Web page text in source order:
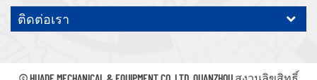
นอกจากนี้ บริษัท ของเราได้พัฒนากระบวนการหลักของเซอร์โวมอเตอร์แม่
เหล็กถาวรและได้รับสิทธิบัตรทางเทคนิคที่เกี่ยวข้องเพื่อนำไปสู่การ
คาดหวังปั๊มลมแบรนด์ของเราเอง ODM / OEM คือ ยอมรับ.
ติดต่อเรา